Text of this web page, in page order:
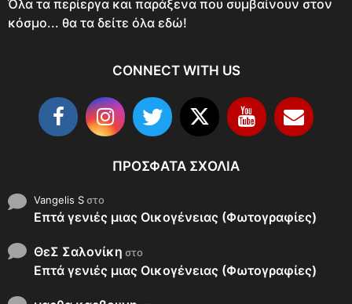
Όλα τα περίεργα και παράξενα που συμβαίνουν στον
κόσμο... θα τα δείτε όλα εδώ!
CONNECT WITH US
ΠΡΌΣΦΑΤΑ ΣΧΌΛΙΑ
Vangelis Sστο
Επτά γενιές μιας Οικογένειας (Φωτογραφίες)
ΘεΣ Σαλονίκη στο
Επτά γενιές μιας Οικογένειας (Φωτογραφίες)